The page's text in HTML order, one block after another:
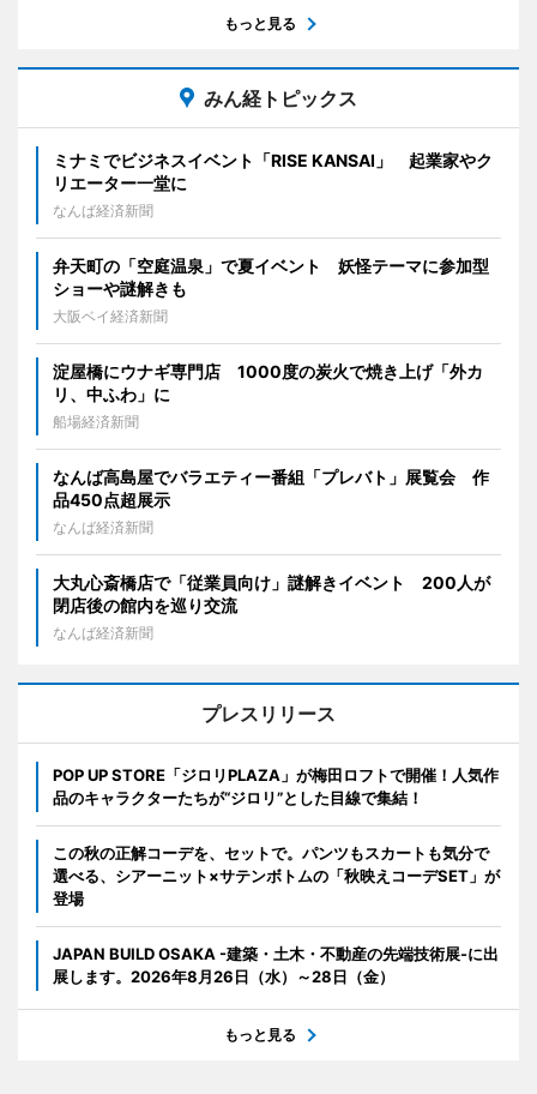
もっと見る
みん経トピックス
ミナミでビジネスイベント「RISE KANSAI」 起業家やク
リエーター一堂に
なんば経済新聞
弁天町の「空庭温泉」で夏イベント 妖怪テーマに参加型
ショーや謎解きも
大阪ベイ経済新聞
淀屋橋にウナギ専門店 1000度の炭火で焼き上げ「外カ
リ、中ふわ」に
船場経済新聞
なんば高島屋でバラエティー番組「プレバト」展覧会 作
品450点超展示
なんば経済新聞
大丸心斎橋店で「従業員向け」謎解きイベント 200人が
閉店後の館内を巡り交流
なんば経済新聞
プレスリリース
POP UP STORE「ジロリPLAZA」が梅田ロフトで開催！人気作
品のキャラクターたちが“ジロリ”とした目線で集結！
この秋の正解コーデを、セットで。パンツもスカートも気分で
選べる、シアーニット×サテンボトムの「秋映えコーデSET」が
登場
JAPAN BUILD OSAKA -建築・土木・不動産の先端技術展-に出
展します。2026年8月26日（水）～28日（金）
もっと見る